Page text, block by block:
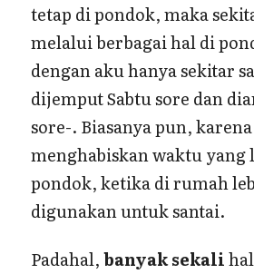
tetap di pondok, maka
melalui berbagai hal di
dengan aku hanya sekitar
dijemput Sabtu sore dan
sore-. Biasanya pun,
menghabiskan waktu yang
pondok, ketika di rumah
digunakan untuk santai.
Padahal,banyak sekali